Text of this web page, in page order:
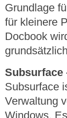
Grundlage
für kleinere
Docbook
Subsurface
Subsurface
Verwaltung
Windows.